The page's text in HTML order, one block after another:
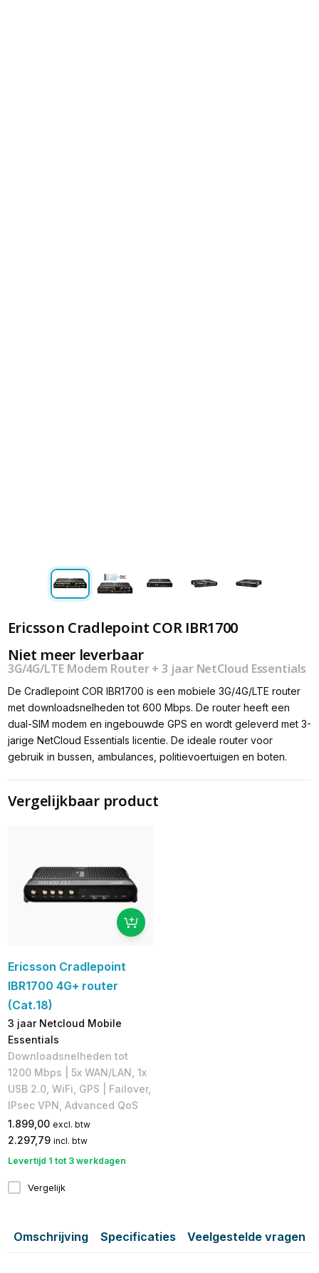
Ericsson Cradlepoint COR IBR1700
Niet meer leverbaar
3G/4G/LTE Modem Router + 3 jaar NetCloud Essentials
De Cradlepoint COR IBR1700 is een mobiele 3G/4G/LTE router
met downloadsnelheden tot 600 Mbps. De router heeft een
dual-SIM modem en ingebouwde GPS en wordt geleverd met 3-
jarige NetCloud Essentials licentie. De ideale router voor
gebruik in bussen, ambulances, politievoertuigen en boten.
Vergelijkbaar product
Ericsson Cradlepoint
IBR1700 4G+ router
(Cat.18)
3 jaar Netcloud Mobile
Essentials
Downloadsnelheden tot
1200 Mbps | 5x WAN/LAN, 1x
USB 2.0, WiFi, GPS | Failover,
IPsec VPN, Advanced QoS​
1.899,00 excl. btw
2.297,79 incl. btw
Levertijd 1 tot 3 werkdagen
Vergelijk
Omschrijving Specificaties Veelgestelde vragen